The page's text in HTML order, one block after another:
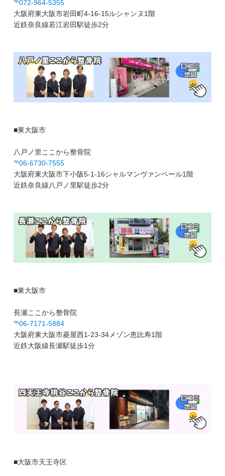
℡072-964-5355
大阪府東大阪市岩田町4-16-15ルシャンヌ1階
近鉄奈良線若江岩田駅徒歩2分
■東大阪市
八戸ノ里ここから整骨院
℡06-6730-7555
大阪府東大阪市下小阪5-1-16シャルマンヴァンベール1階
近鉄奈良線八戸ノ里駅徒歩2分
■東大阪市
長瀬ここから整骨院
℡06-7171-5884
大阪府東大阪市菱屋西1-23-34メゾン恵比寿1階
近鉄大阪線長瀬駅徒歩1分
■大阪市天王寺区